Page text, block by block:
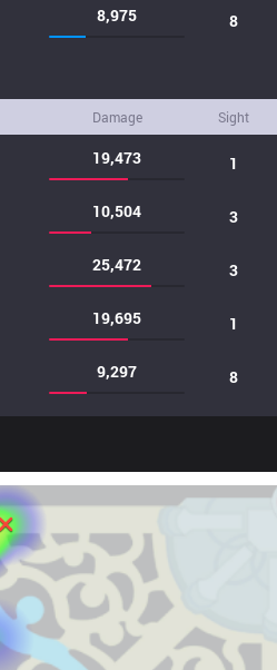
8,975 8
Damage Sight
19,473 1
10,504 3
25,472 3
19,695 1
9,297 8